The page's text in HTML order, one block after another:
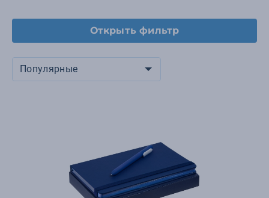
Открыть фильтр
Популярные